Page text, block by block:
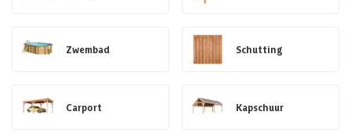
Zwembad Schutting
Carport Kapschuur